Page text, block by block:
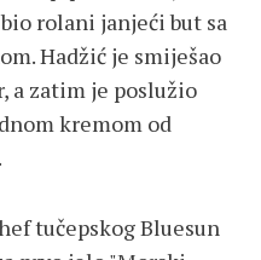
rolani janjeći but sa
Hadžić je smiješao
a zatim je poslužio
kremom od
tučepskog Bluesun